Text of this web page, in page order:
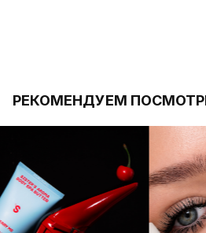
РЕКОМЕНДУЕМ